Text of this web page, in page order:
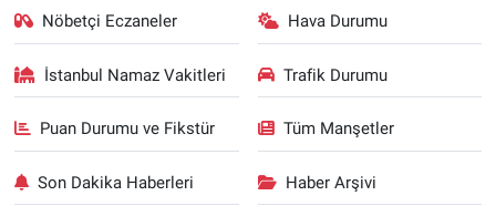
Nöbetçi Eczaneler Hava Durumu
İstanbul Namaz Vakitleri Trafik Durumu
Puan Durumu ve Fikstür Tüm Manşetler
Son Dakika Haberleri Haber Arşivi